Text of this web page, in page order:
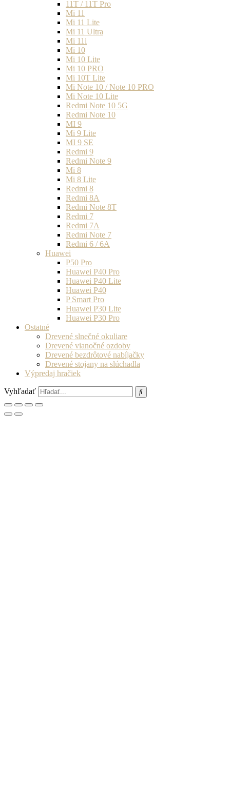
11T / 11T Pro
Mi 11
Mi 11 Lite
Mi 11 Ultra
Mi 11i
Mi 10
Mi 10 Lite
Mi 10 PRO
Mi 10T Lite
Mi Note 10 / Note 10 PRO
Mi Note 10 Lite
Redmi Note 10 5G
Redmi Note 10
MI 9
Mi 9 Lite
MI 9 SE
Redmi 9
Redmi Note 9
Mi 8
Mi 8 Lite
Redmi 8
Redmi 8A
Redmi Note 8T
Redmi 7
Redmi 7A
Redmi Note 7
Redmi 6 / 6A
Huawei
P50 Pro
Huawei P40 Pro
Huawei P40 Lite
Huawei P40
P Smart Pro
Huawei P30 Lite
Huawei P30 Pro
Ostatné
Drevené slnečné okuliare
Drevené vianočné ozdoby
Drevené bezdrôtové nabíjačky
Drevené stojany na slúchadla
Výpredaj hračiek
Vyhľadať